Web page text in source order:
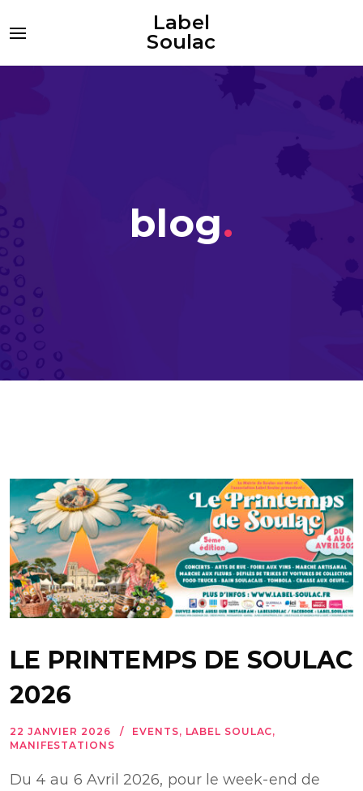
Label
Soulac
blog.
LE PRINTEMPS DE SOULAC
2026
22 JANVIER 2026 EVENTS, LABEL SOULAC,
MANIFESTATIONS
Du 4 au 6 Avril 2026, pour le week-end de